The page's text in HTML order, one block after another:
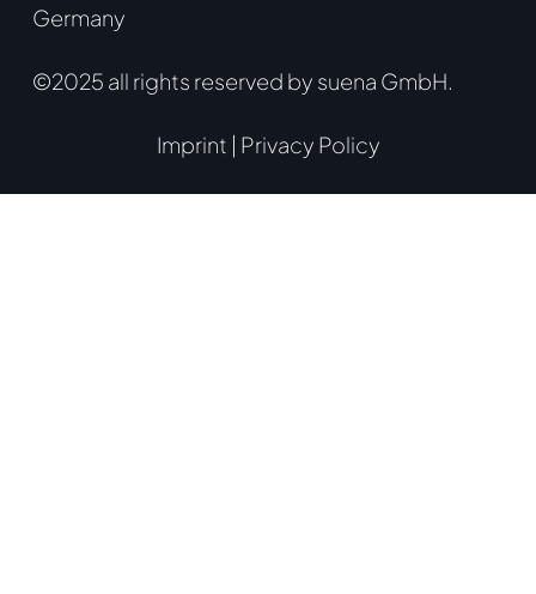
Germany
©2025 all rights reserved by suena GmbH.
Imprint | Privacy Policy